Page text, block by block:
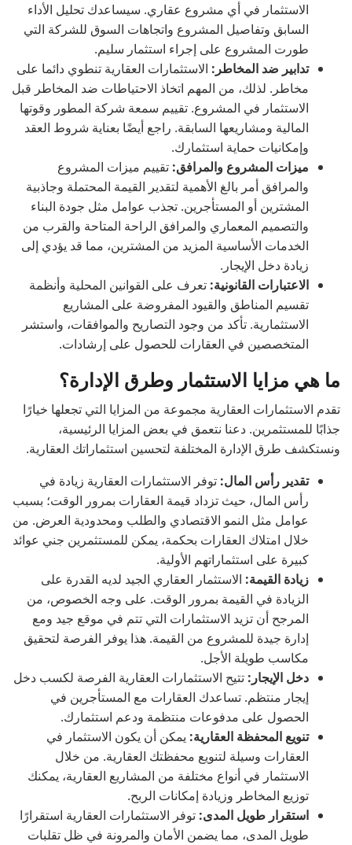
الاستثمار في أي مشروع عقاري. سيساعدك تحليل الأداء
السابق وتفاصيل المشروع واتجاهات السوق للشركة التي
طورت المشروع على إجراء استثمار سليم.
تدابير ضد المخاطر: الاستثمارات العقارية تنطوي دائما على
مخاطر. لذلك، من المهم اتخاذ الاحتياطات ضد المخاطر قبل
الاستثمار في المشروع. تقييم سمعة شركة المطور وقوتها
المالية ومشاريعها السابقة. راجع أيضًا بعناية شروط العقد
وإمكانيات حماية استثمارك.
ميزات المشروع والمرافق: تقييم ميزات المشروع
والمرافق أمر بالغ الأهمية لتقدير القيمة المحتملة وجاذبية
المشترين أو المستأجرين. تجذب عوامل مثل جودة البناء
والتصميم المعماري والمرافق الراحة المتاحة والقرب من
الخدمات الأساسية المزيد من المشترين، مما قد يؤدي إلى
زيادة دخل الإيجار.
الاعتبارات القانونية: تعرف على القوانين المحلية وأنظمة
تقسيم المناطق والقيود المفروضة على المشاريع
الاستثمارية. تأكد من وجود التصاريح والموافقات، واستشر
المتخصصين في العقارات للحصول على إرشادات.
ما هي مزايا الاستثمار وطرق الإدارة؟
تقدم الاستثمارات العقارية مجموعة من المزايا التي تجعلها خيارًا
جذابًا للمستثمرين. دعنا نتعمق في بعض المزايا الرئيسية،
ونستكشف طرق الإدارة المختلفة لتحسين استثماراتك العقارية.
تقدير رأس المال: توفر الاستثمارات العقارية زيادة في
رأس المال، حيث تزداد قيمة العقارات بمرور الوقت؛ بسبب
عوامل مثل النمو الاقتصادي والطلب ومحدودية العرض. من
خلال امتلاك العقارات بحكمة، يمكن للمستثمرين جني عوائد
كبيرة على استثماراتهم الأولية.
زيادة القيمة: الاستثمار العقاري الجيد لديه القدرة على
الزيادة في القيمة بمرور الوقت. على وجه الخصوص، من
المرجح أن تزيد الاستثمارات التي تتم في موقع جيد ومع
إدارة جيدة للمشروع من القيمة. هذا يوفر الفرصة لتحقيق
مكاسب طويلة الأجل.
دخل الإيجار: تتيح الاستثمارات العقارية الفرصة لكسب دخل
إيجار منتظم. تساعدك العقارات مع المستأجرين في
الحصول على مدفوعات منتظمة ودعم استثمارك.
تنويع المحفظة العقارية: يمكن أن يكون الاستثمار في
العقارات وسيلة لتنويع محفظتك العقارية. من خلال
الاستثمار في أنواع مختلفة من المشاريع العقارية، يمكنك
توزيع المخاطر وزيادة إمكانات الربح.
استقرار طويل المدى: توفر الاستثمارات العقارية استقرارًا
طويل المدى، مما يضمن الأمان والمرونة في ظل تقلبات